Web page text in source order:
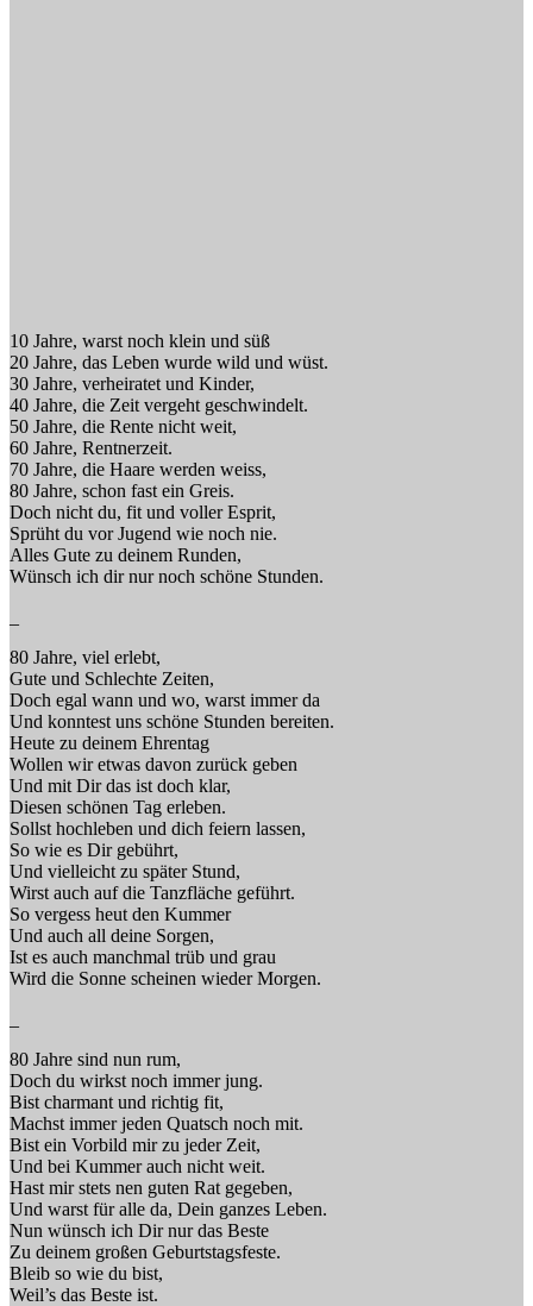
10 Jahre, warst noch klein und süß
20 Jahre, das Leben wurde wild und wüst.
30 Jahre, verheiratet und Kinder,
40 Jahre, die Zeit vergeht geschwindelt.
50 Jahre, die Rente nicht weit,
60 Jahre, Rentnerzeit.
70 Jahre, die Haare werden weiss,
80 Jahre, schon fast ein Greis.
Doch nicht du, fit und voller Esprit,
Sprüht du vor Jugend wie noch nie.
Alles Gute zu deinem Runden,
Wünsch ich dir nur noch schöne Stunden.
80 Jahre, viel erlebt,
Gute und Schlechte Zeiten,
Doch egal wann und wo, warst immer da
Und konntest uns schöne Stunden bereiten.
Heute zu deinem Ehrentag
Wollen wir etwas davon zurück geben
Und mit Dir das ist doch klar,
Diesen schönen Tag erleben.
Sollst hochleben und dich feiern lassen,
So wie es Dir gebührt,
Und vielleicht zu später Stund,
Wirst auch auf die Tanzfläche geführt.
So vergess heut den Kummer
Und auch all deine Sorgen,
Ist es auch manchmal trüb und grau
Wird die Sonne scheinen wieder Morgen.
80 Jahre sind nun rum,
Doch du wirkst noch immer jung.
Bist charmant und richtig fit,
Machst immer jeden Quatsch noch mit.
Bist ein Vorbild mir zu jeder Zeit,
Und bei Kummer auch nicht weit.
Hast mir stets nen guten Rat gegeben,
Und warst für alle da, Dein ganzes Leben.
Nun wünsch ich Dir nur das Beste
Zu deinem großen Geburtstagsfeste.
Bleib so wie du bist,
Weil’s das Beste ist.